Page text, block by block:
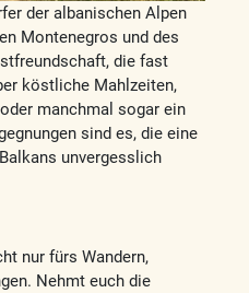
der albanischen Alpen
Montenegros und des
die fast
köstliche Mahlzeiten,
manchmal sogar ein
sind es, die eine
unvergesslich
nur fürs Wandern,
Nehmt euch die